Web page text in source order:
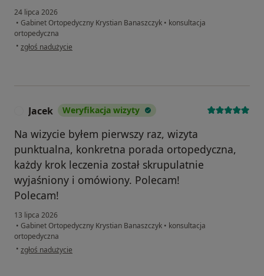
24 lipca 2026
• Gabinet Ortopedyczny Krystian Banaszczyk • konsultacja
ortopedyczna
• w opinii użytkownika Magda
zgłoś nadużycie
Jacek Weryfikacja wizyty
Na wizycie byłem pierwszy raz, wizyta
punktualna, konkretna porada ortopedyczna,
każdy krok leczenia został skrupulatnie
wyjaśniony i omówiony. Polecam!
Polecam!
13 lipca 2026
• Gabinet Ortopedyczny Krystian Banaszczyk • konsultacja
ortopedyczna
• w opinii użytkownika Jacek
zgłoś nadużycie